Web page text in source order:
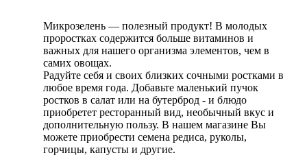
Микрозелень — полезный продукт! В молодых
проростках содержится больше витаминов и
важных для нашего организма элементов, чем в
самих овощах.
Радуйте себя и своих близких сочными ростками в
любое время года. Добавьте маленький пучок
ростков в салат или на бутерброд - и блюдо
приобретет ресторанный вид, необычный вкус и
дополнительную пользу. В нашем магазине Вы
можете приобрести семена редиса, руколы,
горчицы, капусты и другие.